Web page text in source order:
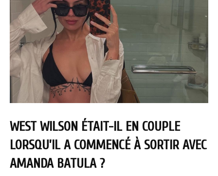
WEST WILSON ÉTAIT-IL EN COUPLE
LORSQU’IL A COMMENCÉ À SORTIR AVEC
AMANDA BATULA ?